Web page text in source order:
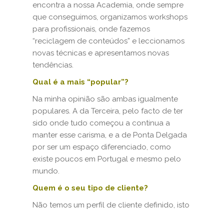
encontra a nossa Academia, onde sempre
que conseguimos, organizamos workshops
para profissionais, onde fazemos
“reciclagem de conteúdos” e leccionamos
novas técnicas e apresentamos novas
tendências.
Qual é a mais “popular”?
Na minha opinião são ambas igualmente
populares. A da Terceira, pelo facto de ter
sido onde tudo começou a continua a
manter esse carisma, e a de Ponta Delgada
por ser um espaço diferenciado, como
existe poucos em Portugal e mesmo pelo
mundo.
Quem é o seu tipo de cliente?
Não temos um perfil de cliente definido, isto